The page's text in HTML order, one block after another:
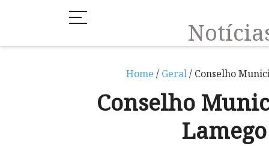
Home / Geral/ Conselho
Conselho